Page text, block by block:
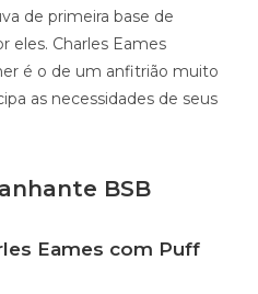
de primeira base de
eles. Charles Eames
é o de um anfitrião muito
as necessidades de seus
BSB
Eames com Puff